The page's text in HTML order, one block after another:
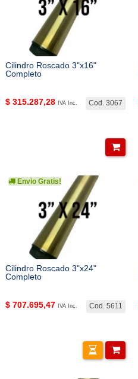
Cilindro Roscado 3"x16"
Completo
Cod. 3067
$ 315.287,28 IVA Inc.
Envio Gratis!
Cilindro Roscado 3"x24"
Completo
Cod. 5611
$ 707.695,47 IVA Inc.